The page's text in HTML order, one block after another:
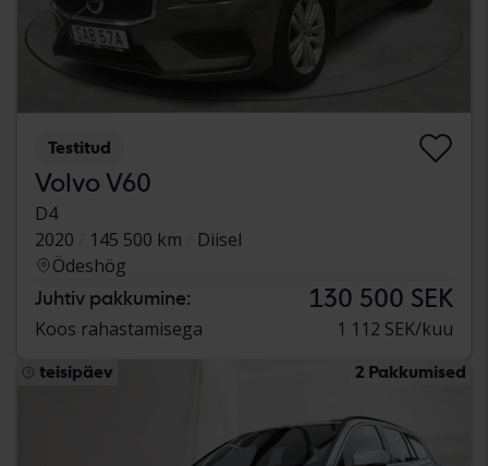
Testitud
Volvo V60
D4
2020
145 500 km
Diisel
Ödeshög
Juhtiv pakkumine: 130 500 SEK
Koos rahastamisega 1 112 SEK/kuu
teisipäev 2 Pakkumised